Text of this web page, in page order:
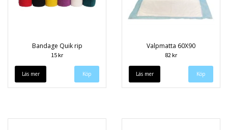
Bandage Quik rip
15 kr
Läs mer Köp
Valpmatta 60X90
82 kr
Läs mer